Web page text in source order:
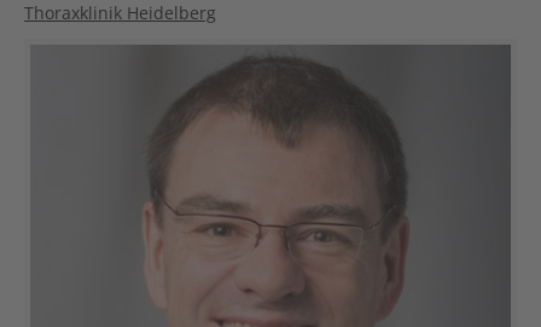
Thoraxklinik Heidelberg